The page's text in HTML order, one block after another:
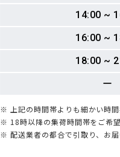
14:00 ~
16:00 ~
18:00 ~
ー
※ 上記の時間帯よりも細かい時間
※ 18時以降の集荷時間帯をご希
※ 配送業者の都合で引取り、お届